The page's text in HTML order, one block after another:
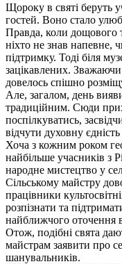
Щороку в святі беруть
гостей. Воно стало
Правда, коли дощового
ніхто не знав напевне,
підтримку. Тоді біля
зацікавлених.
довелось спішно
Але, загалом, день
традиційним. Сюди
поспілкуватись,
відчути духовну
Хоча з кожним роком
найбільше учасників з
народне мистецтво у
Сільському майстру
працівники
розпізнати та
найближчого оточення
Отож, подібні свята
майстрам заявити про
шанувальників.